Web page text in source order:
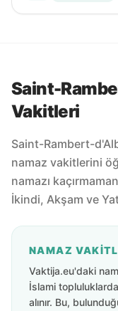
Saint-
Vakitleri
Saint-Rambert-
namaz vakitlerini
namazı
İkindi, Akşam ve
NAMAZ
Vaktija.eu'daki
İslami
alınır. Bu,